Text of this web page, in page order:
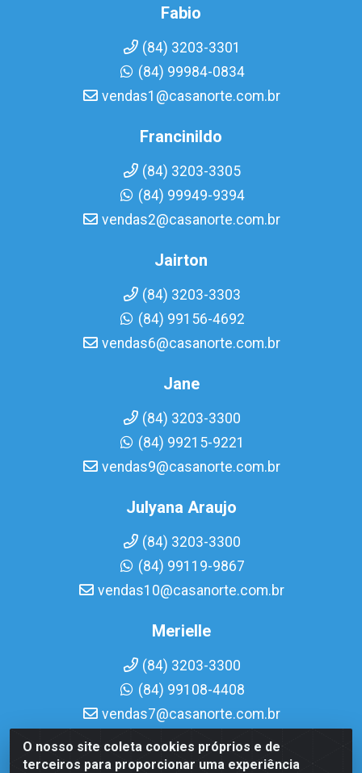
O nosso site coleta cookies próprios e de
terceiros para proporcionar uma experiência
Fabio
(84) 3203-3301
(84) 99984-0834
vendas1@casanorte.com.br
Francinildo
(84) 3203-3305
(84) 99949-9394
vendas2@casanorte.com.br
Jairton
(84) 3203-3303
(84) 99156-4692
vendas6@casanorte.com.br
Jane
(84) 3203-3300
(84) 99215-9221
vendas9@casanorte.com.br
Julyana Araujo
(84) 3203-3300
(84) 99119-9867
vendas10@casanorte.com.br
Merielle
(84) 3203-3300
(84) 99108-4408
vendas7@casanorte.com.br
Casa Norte LTDA - Av. Interventor Mário Câmara, 1815 -